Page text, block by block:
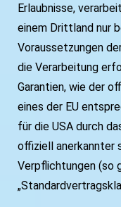
Erlaubnisse,
einem Drittland nur
Voraussetzungen
die Verarbeitung
Garantien, wie der
eines der EU
für die USA durch
offiziell anerkannter
Verpflichtungen (so